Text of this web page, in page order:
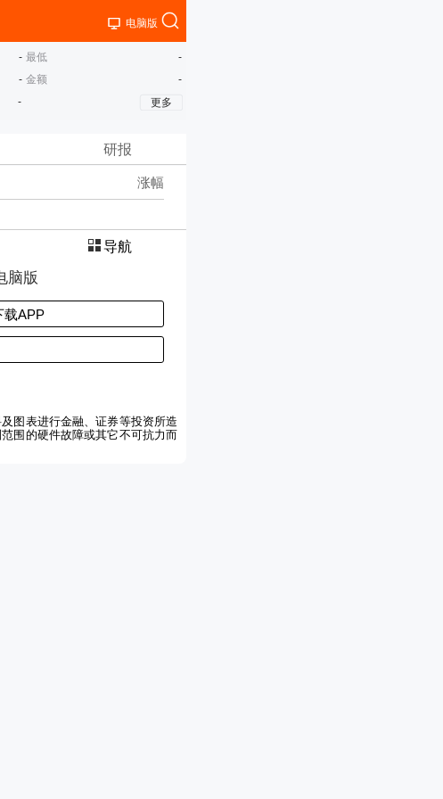
电脑版
- 最低
-
- 金额
-
- 更多
研报
涨幅
导航
脑版
载APP
图表进行金融、证券等投资所造
围的硬件故障或其它不可抗力而